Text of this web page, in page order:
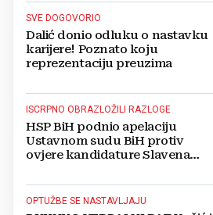
SVE DOGOVORIO
Dalić donio odluku o nastavku
karijere! Poznato koju
reprezentaciju preuzima
ISCRPNO OBRAZLOŽILI RAZLOGE
HSP BiH podnio apelaciju
Ustavnom sudu BiH protiv
ovjere kandidature Slavena
OPTUŽBE SE NASTAVLJAJU